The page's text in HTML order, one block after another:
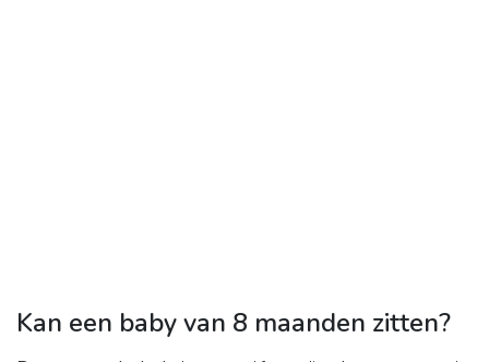
Kan een baby van 8 maanden zitten?